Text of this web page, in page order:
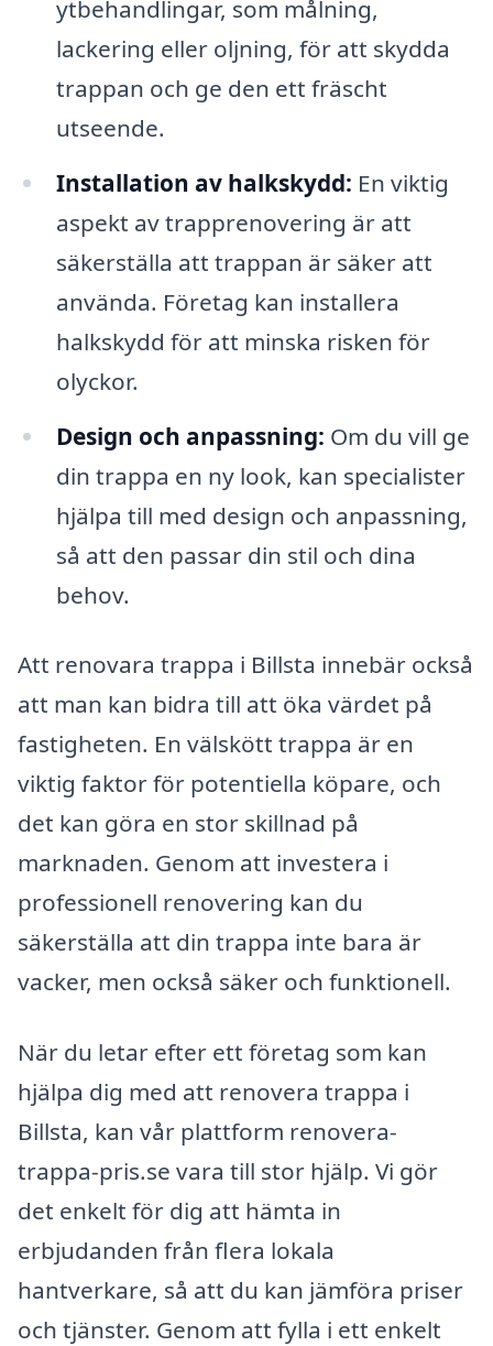
ytbehandlingar, som målning,
lackering eller oljning, för att skydda
trappan och ge den ett fräscht
utseende.
Installation av halkskydd: En viktig
aspekt av trapprenovering är att
säkerställa att trappan är säker att
använda. Företag kan installera
halkskydd för att minska risken för
olyckor.
Design och anpassning: Om du vill ge
din trappa en ny look, kan specialister
hjälpa till med design och anpassning,
så att den passar din stil och dina
behov.
Att renovara trappa i Billsta innebär också
att man kan bidra till att öka värdet på
fastigheten. En välskött trappa är en
viktig faktor för potentiella köpare, och
det kan göra en stor skillnad på
marknaden. Genom att investera i
professionell renovering kan du
säkerställa att din trappa inte bara är
vacker, men också säker och funktionell.
När du letar efter ett företag som kan
hjälpa dig med att renovera trappa i
Billsta, kan vår plattform renovera-
trappa-pris.se vara till stor hjälp. Vi gör
det enkelt för dig att hämta in
erbjudanden från flera lokala
hantverkare, så att du kan jämföra priser
och tjänster. Genom att fylla i ett enkelt